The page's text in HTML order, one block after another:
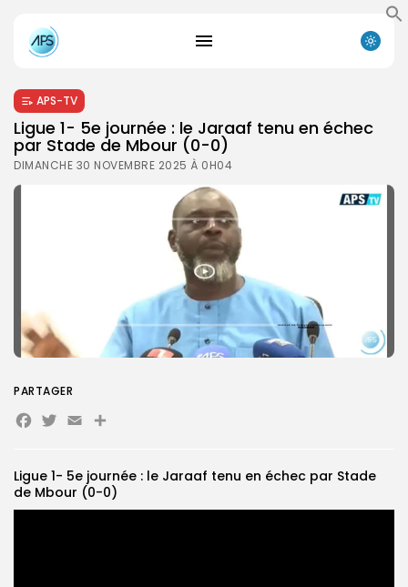
for: Button
APS-TV
Ligue 1- 5e journée : le Jaraaf tenu en échec
par Stade de Mbour (0-0)
DIMANCHE 30 NOVEMBRE 2025 À 0H04
Ligue 1- 5e journée : le Jaraaf tenu en échec par Stade
de Mbour (0-0)
PARTAGER
Facebook
Twitter
EmailPartager